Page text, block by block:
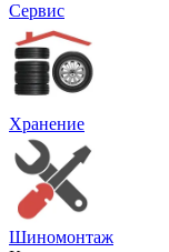
Сервис
Хранение
Шиномонтаж